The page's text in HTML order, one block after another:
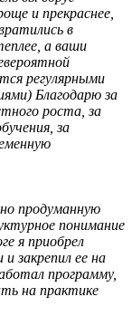
и прекраснее,
в
а ваши
регулярными
Благодарю за
роста, за
за
продуманную
понимание
я приобрел
закрепил ее на
программу,
на практике